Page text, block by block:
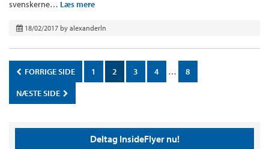
svenskerne… Læs mere
18/02/2017 by alexanderln
FORRIGE SIDE 1 2 3 4 …
8
NÆSTE SIDE
Deltag InsideFlyer nu!